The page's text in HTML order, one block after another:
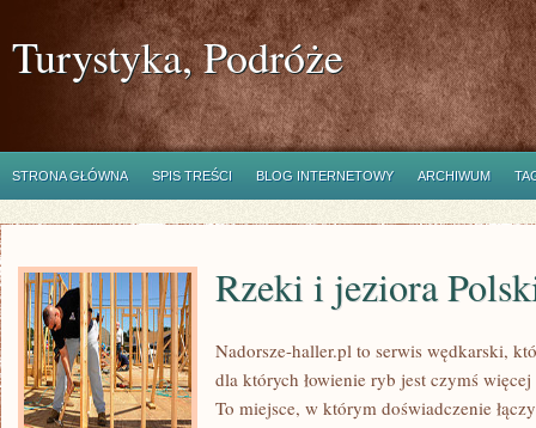
Turystyka, Podróże
STRONA GŁÓWNA SPIS TREŚCI BLOG INTERNETOWY ARCHIWUM
Rzeki i jeziora
Nadorsze-haller.pl to serwis wędkarski,
dla których łowienie ryb jest czymś
To miejsce, w którym doświadczenie